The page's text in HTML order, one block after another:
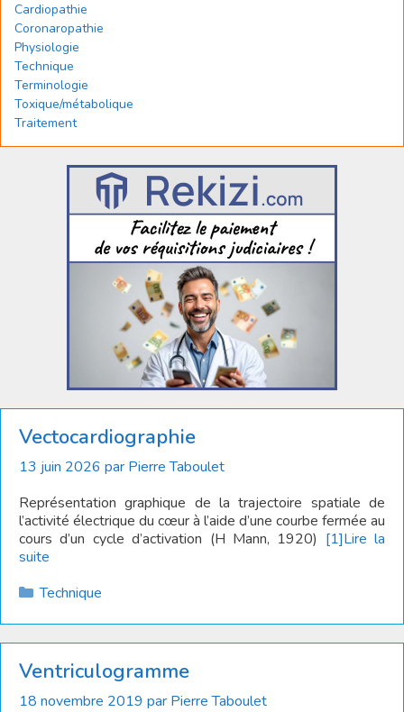
Cardiopathie
Coronaropathie
Physiologie
Technique
Terminologie
Toxique/métabolique
Traitement
Vectocardiographie
13 juin 2026 par Pierre Taboulet
Représentation graphique de la trajectoire spatiale de
l’activité électrique du cœur à l’aide d’une courbe fermée au
cours d’un cycle d’activation (H Mann, 1920) [1]Lire la
suite
Catégories
Technique
Ventriculogramme
18 novembre 2019 par Pierre Taboulet